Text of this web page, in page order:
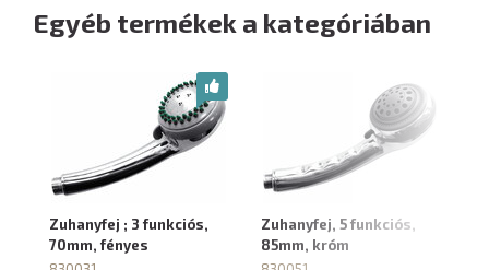
Egyéb termékek a kategóriában
Zuhanyfej ; 3 funkciós,
70mm, fényes
Zuhanyfej, 5 funkciós,
85mm, króm